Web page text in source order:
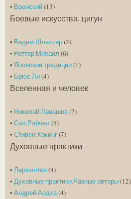
• Вронский(13)
Боевые искусства, цигун
• Вадим Шлахтер(2)
• Роттер Михаил (6)
• Японские традиции(1)
• Брюс Ли(4)
Вселенная и человек
• Николай Левашов(7)
• Сэл Рэйчел (5)
• Стивен Хокинг(7)
Духовные практики
• Лермонтов(4)
• Духовные практики.Разные авторы(12)
• Андрей Ардха(4)